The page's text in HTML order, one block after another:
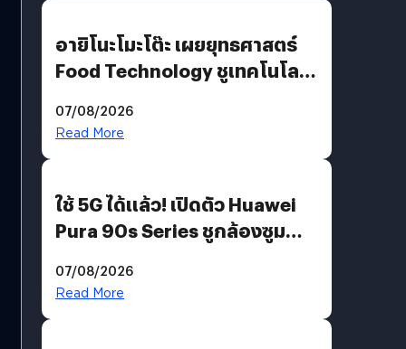
อายิโนะโมะโต๊ะ เผยยุทธศาสตร์
Food Technology ชูเทคโนโลยี
บริโภคและ B2B
07/08/2026
Read More
ใช้ 5G ได้แล้ว! เปิดตัว Huawei
Pura 90s Series ชูกล้องซูม
07/08/2026
Read More